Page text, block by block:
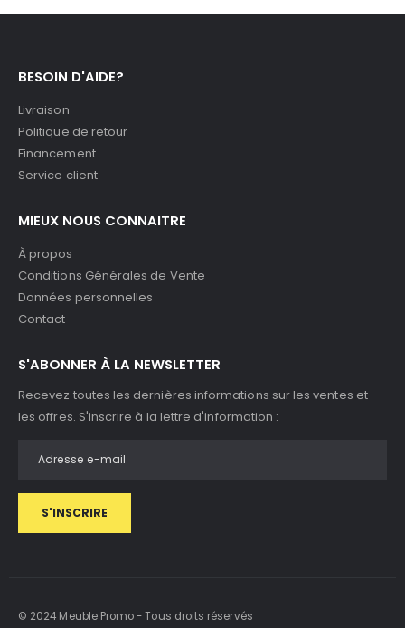
BESOIN D'AIDE?
Livraison
Politique de retour
Financement
Service client
MIEUX NOUS CONNAITRE
À propos
Conditions Générales de Vente
Données personnelles
Contact
S'ABONNER À LA NEWSLETTER
Recevez toutes les dernières informations sur les ventes et
les offres. S'inscrire à la lettre d'information :
S'INSCRIRE
© 2024 Meuble Promo - Tous droits réservés